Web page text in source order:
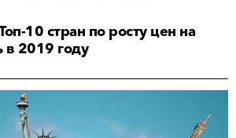
10 стран по росту цен на
2019 году